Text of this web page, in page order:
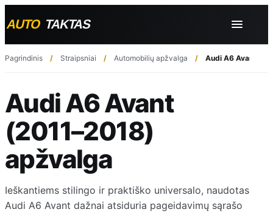
Pagrindinis Straipsniai Automobilių apžvalga Audi A6 Avant
Audi A6 Avant
(2011–2018)
apžvalga
Ieškantiems stilingo ir praktiško universalo, naudotas
Audi A6 Avant dažnai atsiduria pageidavimų sąrašo